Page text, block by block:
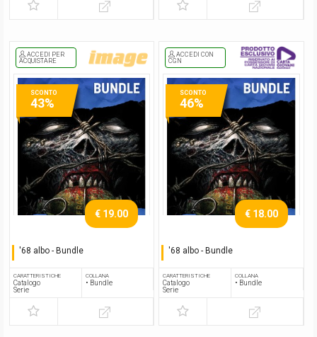
ACCEDI PER
ACQUISTARE
'68 albo - Bundle
€ 19.00
CARATTERISTICHE
Catalogo
Serie
COLLANA
• Bundle
SCONTO
43%
ACCEDI CON
CGN
'68 albo - Bundle
€ 18.00
CARATTERISTICHE
Catalogo
Serie
COLLANA
• Bundle
SCONTO
46%